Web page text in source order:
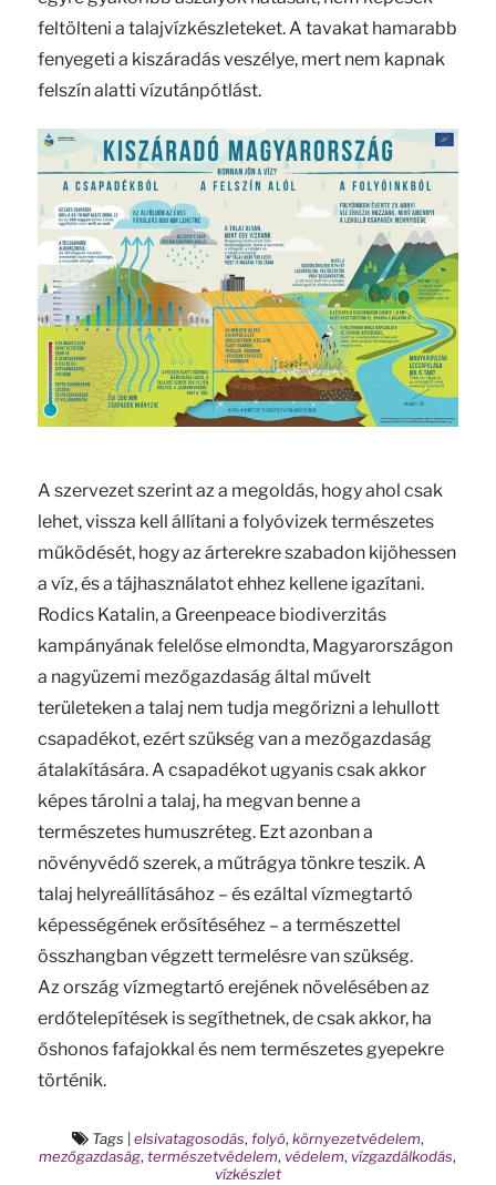
feltölteni a talajvízkészleteket. A tavakat hamarabb
fenyegeti a kiszáradás veszélye, mert nem kapnak
felszín alatti vízutánpótlást.
A szervezet szerint az a megoldás, hogy ahol csak
lehet, vissza kell állítani a folyóvizek természetes
működését, hogy az árterekre szabadon kijöhessen
a víz, és a tájhasználatot ehhez kellene igazítani.
Rodics Katalin, a Greenpeace biodiverzitás
kampányának felelőse elmondta, Magyarországon
a nagyüzemi mezőgazdaság által művelt
területeken a talaj nem tudja megőrizni a lehullott
csapadékot, ezért szükség van a mezőgazdaság
átalakítására. A csapadékot ugyanis csak akkor
képes tárolni a talaj, ha megvan benne a
természetes humuszréteg. Ezt azonban a
növényvédő szerek, a műtrágya tönkre teszik. A
talaj helyreállításához – és ezáltal vízmegtartó
képességének erősítéséhez – a természettel
összhangban végzett termelésre van szükség.
Az ország vízmegtartó erejének növelésében az
erdőtelepítések is segíthetnek, de csak akkor, ha
őshonos fafajokkal és nem természetes gyepekre
történik.
Tags elsivatagosodás, folyó, környezetvédelem,
mezőgazdaság,természetvédelem, védelem, vízgazdálkodás,
vízkészlet